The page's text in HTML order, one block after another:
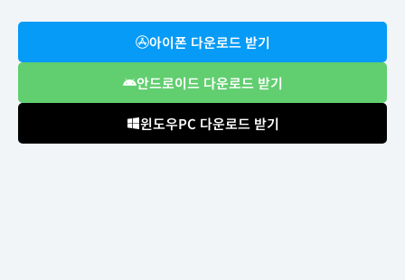
아이폰 다운로드 받기
안드로이드 다운로드 받기
윈도우PC 다운로드 받기